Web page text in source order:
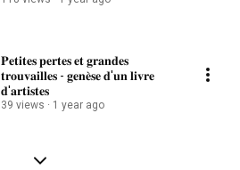
𝐏𝐞𝐭𝐢𝐭𝐞𝐬 𝐩𝐞𝐫𝐭𝐞𝐬 𝐞𝐭 𝐠𝐫𝐚𝐧𝐝𝐞𝐬
𝐭𝐫𝐨𝐮𝐯𝐚𝐢𝐥𝐥𝐞𝐬 - 𝐠𝐞𝐧𝐞̀𝐬𝐞 𝐝'𝐮𝐧 𝐥𝐢𝐯𝐫𝐞
𝐝'𝐚𝐫𝐭𝐢𝐬𝐭𝐞𝐬
39 views 1 year ago